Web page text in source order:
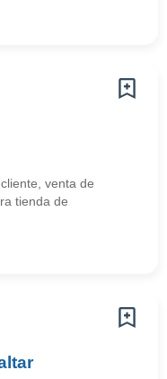
venta de
tienda de